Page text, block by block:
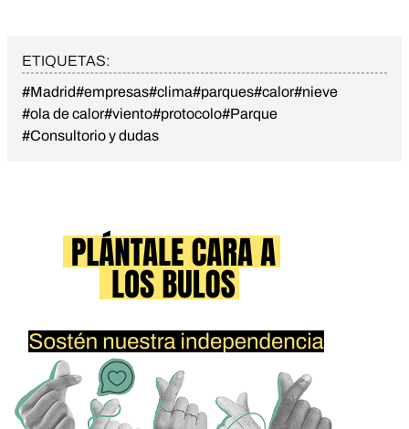
ETIQUETAS:
#Madrid#empresas#clima#parques#calor#nieve
#ola de calor#viento#protocolo#Parque
#Consultorio y dudas